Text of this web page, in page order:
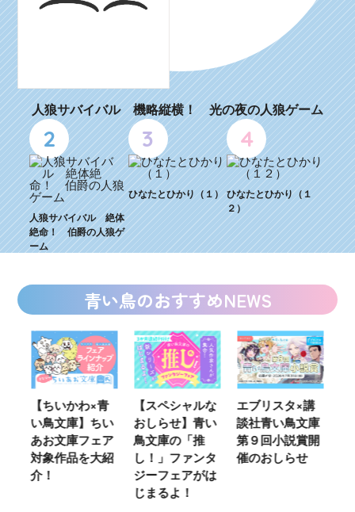
人狼サバイバル 機略縦横！ 光の夜の人狼ゲーム
2
人狼サバイバル 絶体
絶命！ 伯爵の人狼ゲ
ーム
3
ひなたとひかり（１）
4
ひなたとひかり（１
２）
青い鳥のおすすめNEWS
【ちいかわ×青
い鳥文庫】ちい
あお文庫フェア
対象作品を大紹
介！
【スペシャルな
おしらせ】青い
鳥文庫の「推
し！」ファンタ
ジーフェアがは
じまるよ！
エブリスタ×講
談社青い鳥文庫
第９回小説賞開
催のおしらせ